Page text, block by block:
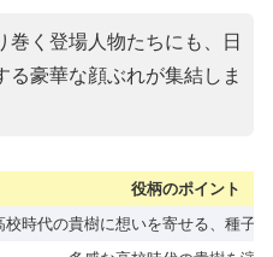
巻く登場人物たちにも、日
る豪華な顔ぶれが集結しま
役柄のポイント
校時代の貴樹に想いを寄せる、種子